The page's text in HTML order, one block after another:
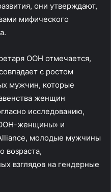
они утверждают,
мифического
ООН отмечается,
с ростом
мужчин, которые
женщин
исследованию,
женщины» и
молодые мужчины
возраста,
взглядов на гендерные